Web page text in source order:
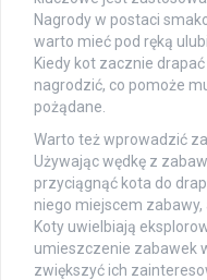
Nagrody w postaci
warto mieć pod ręką
Kiedy kot zacznie
nagrodzić, co pomoże
pożądane.
Warto też wprowadzić
Używając wędkę z
przyciągnąć kota do
niego miejscem zabawy,
Koty uwielbiają
umieszczenie zabawek
zwiększyć ich